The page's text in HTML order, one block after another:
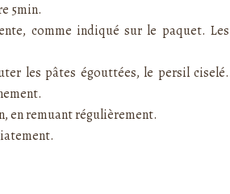
5min.
comme indiqué sur le paquet. Les
les pâtes égouttées, le persil ciselé.
en remuant régulièrement.